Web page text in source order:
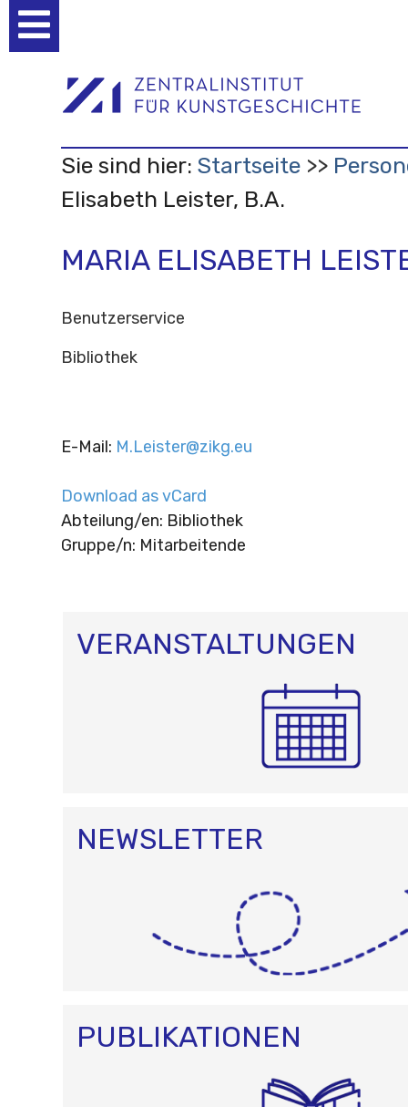
Werkzeuge
Sie sind hier: Startseite
Elisabeth Leister, B.A.
MARIA ELISABETH
Benutzerservice
Bibliothek
E-Mail: M.Leister@zikg.eu
Download as vCard
Abteilung/en: Bibliothek
Gruppe/n: Mitarbeitende
VERANSTALTUNGEN
NEWSLETTER
PUBLIKATIONEN